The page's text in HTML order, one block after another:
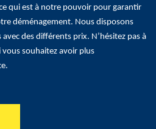
qui est à notre pouvoir pour garantir
déménagement. Nous disposons
des différents prix. N’hésitez pas à
souhaitez avoir plus